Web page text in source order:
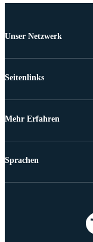
Unser Netzwerk
Seitenlinks
Mehr Erfahren
Sprachen